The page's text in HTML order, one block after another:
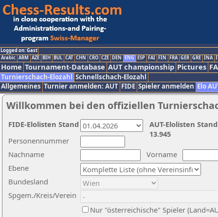
Logged on: Gast
Arabic ARM AZE BIH BUL CAT CHN CRO CZE DEN ENG ESP FAI FIN FRA GER GRE INA
Home Tournament-Database AUT championship Pictures
Turnierschach-Elozahl Schnellschach-Elozahl
Allgemeines Turnier anmelden: AUT FIDE Spieler anmelden Elo
Willkommen bei den offiziellen
Nachname
Vorname
Ebene
Personennummer
Bundesland
Spgem./Kreis/Verein
Nur "österreichische" Spieler
AUT-Elolisten
13.945
FIDE-Elolisten Stand